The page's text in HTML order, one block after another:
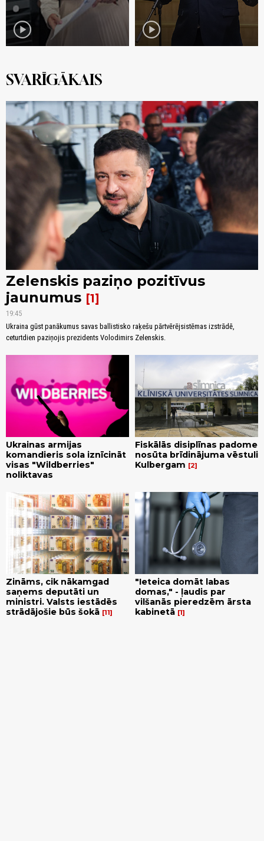
play_circle play_circle
SVARĪGĀKAIS
Zelenskis paziņo pozitīvus
jaunumus
1
19:45
Ukraina gūst panākumus savas ballistisko raķešu pārtvērējsistēmas izstrādē,
ceturtdien paziņojis prezidents Volodimirs Zelenskis.
Ukrainas armijas
komandieris sola iznīcināt
visas "Wildberries"
noliktavas
Fiskālās disiplīnas padome
nosūta brīdinājuma vēstuli
Kulbergam
2
Zināms, cik nākamgad
saņems deputāti un
ministri. Valsts iestādēs
strādājošie būs šokā 11
"Ieteica domāt labas
domas," - ļaudis par
vilšanās pieredzēm ārsta
kabinetā 1